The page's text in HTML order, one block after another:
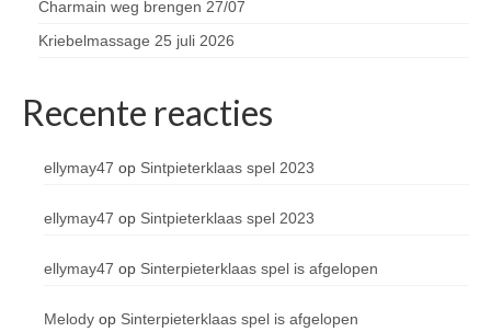
Charmain weg brengen 27/07
Kriebelmassage 25 juli 2026
Recente reacties
ellymay47 op Sintpieterklaas spel 2023
ellymay47 op Sintpieterklaas spel 2023
ellymay47 op Sinterpieterklaas spel is afgelopen
Melody op Sinterpieterklaas spel is afgelopen